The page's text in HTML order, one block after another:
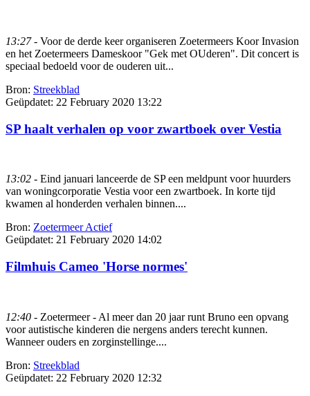
13:27- Voor de derde keer organiseren Zoetermeers Koor Invasion
en het Zoetermeers Dameskoor "Gek met OUderen". Dit concert is
speciaal bedoeld voor de ouderen uit...
Bron: Streekblad
Geüpdatet: 22 February 2020 13:22
SP haalt verhalen op voor zwartboek over Vestia
13:02 - Eind januari lanceerde de SP een meldpunt voor huurders
van woningcorporatie Vestia voor een zwartboek. In korte tijd
kwamen al honderden verhalen binnen....
Bron: Zoetermeer Actief
Geüpdatet: 21 February 2020 14:02
Filmhuis Cameo 'Horse normes'
12:40 - Zoetermeer - Al meer dan 20 jaar runt Bruno een opvang
voor autistische kinderen die nergens anders terecht kunnen.
Wanneer ouders en zorginstellinge....
Bron: Streekblad
Geüpdatet: 22 February 2020 12:32